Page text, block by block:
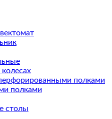
полками
полками
столы